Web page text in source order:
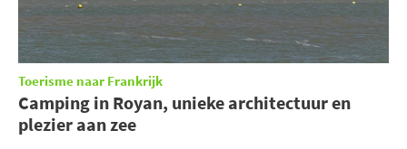
Toerisme naar Frankrijk
Camping in Royan, unieke architectuur en
plezier aan zee